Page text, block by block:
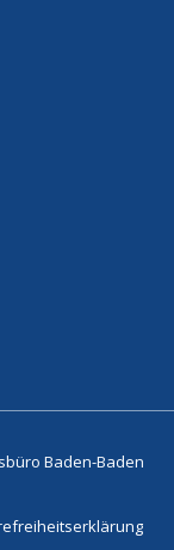
Baden-Baden